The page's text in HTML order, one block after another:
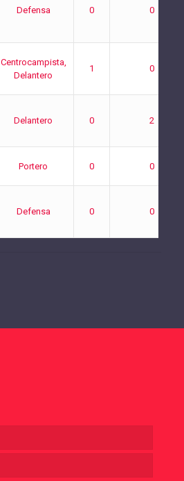
Defensa 0 0
Centrocampista,
Delantero
1 0
Delantero 0 2
Portero 0 0
Defensa 0 0